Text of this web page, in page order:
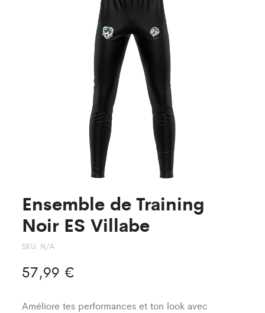
Ensemble de Training
Noir ES Villabe
SKU: N/A
57,99 €
Améliore tes performances et ton look avec